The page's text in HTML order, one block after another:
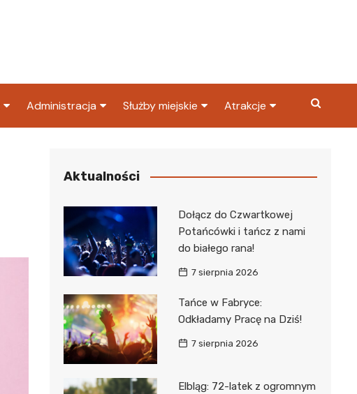
Administracja
Urząd Skarbowy
Służby miejskie
Policja
Atrakcje
Aktualności
Dołącz do Czwartkowej
Potańcówki i tańcz z nami
do białego rana!
7 sierpnia 2026
Tańce w Fabryce:
Odkładamy Pracę na Dziś!
7 sierpnia 2026
Elbląg: 72-latek z ogromnym